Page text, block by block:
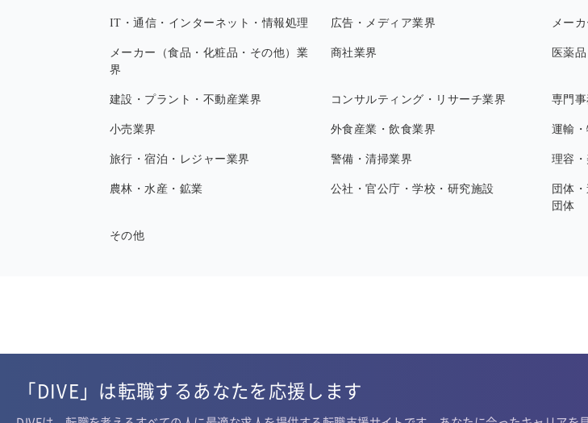
IT・通信・インターネット・情報処理 広告・メディア業界 メー
メーカー（食品・化粧品・その他）業
界
商社業界 医薬
建設・プラント・不動産業界 コンサルティング・リサーチ業界 専門
小売業界 外食産業・飲食業界 運輸
旅行・宿泊・レジャー業界 警備・清掃業界 理容
農林・水産・鉱業 公社・官公庁・学校・研究施設
団体
団体
その他
「DIVE」は転職するあなたを応援します